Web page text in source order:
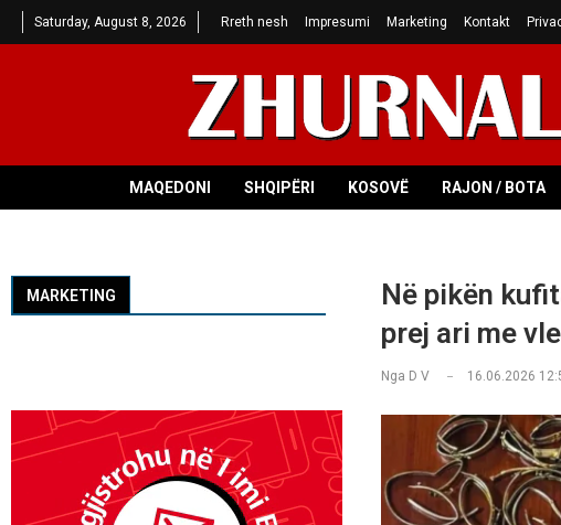
Saturday, August 8, 2026 Rreth nesh Impresumi Marketing Kontakt
MAQEDONI SHQIPËRI KOSOVË RAJON / BOTA
Në pikën
prej ari me
Nga D V 16.06.2026
MARKETING